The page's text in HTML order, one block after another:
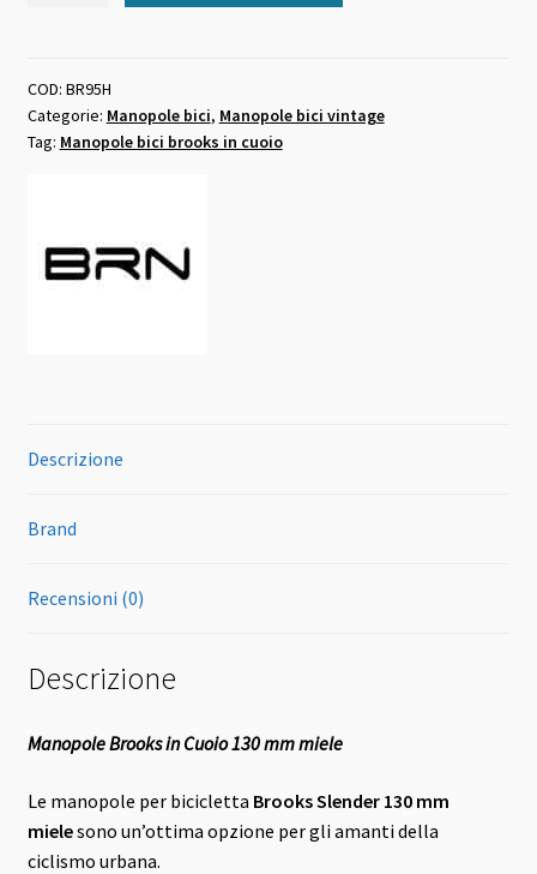
130
mm
miele
COD: BR95H
Categorie: Manopole bici, Manopole bici vintage
Tag: Manopole bici brooks in cuoio
Descrizione
Brand
Recensioni (0)
Descrizione
Manopole Brooks in Cuoio 130 mm miele
Le manopole per bicicletta Brooks Slender 130 mm
mielesono un’ottima opzione per gli amanti della
ciclismo urbana.